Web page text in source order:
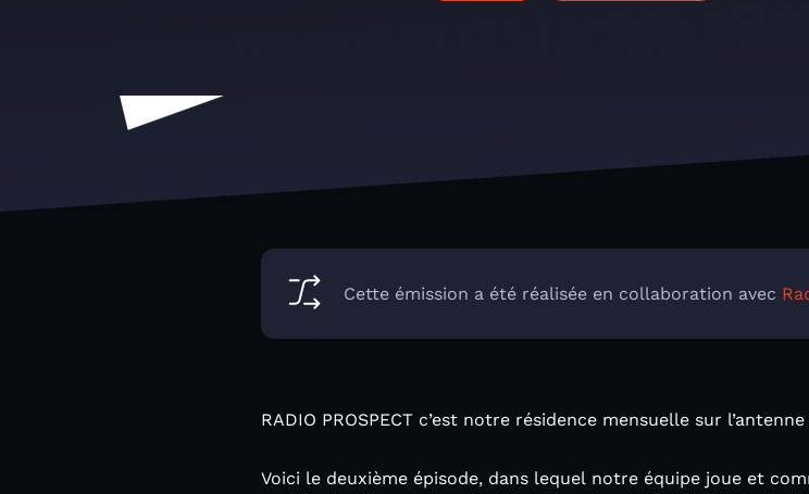
Cette émission a été réalisée en collaboration avec
RADIO PROSPECT c’est notre résidence mensuelle sur
Voici le deuxième épisode, dans lequel notre équipe joue et